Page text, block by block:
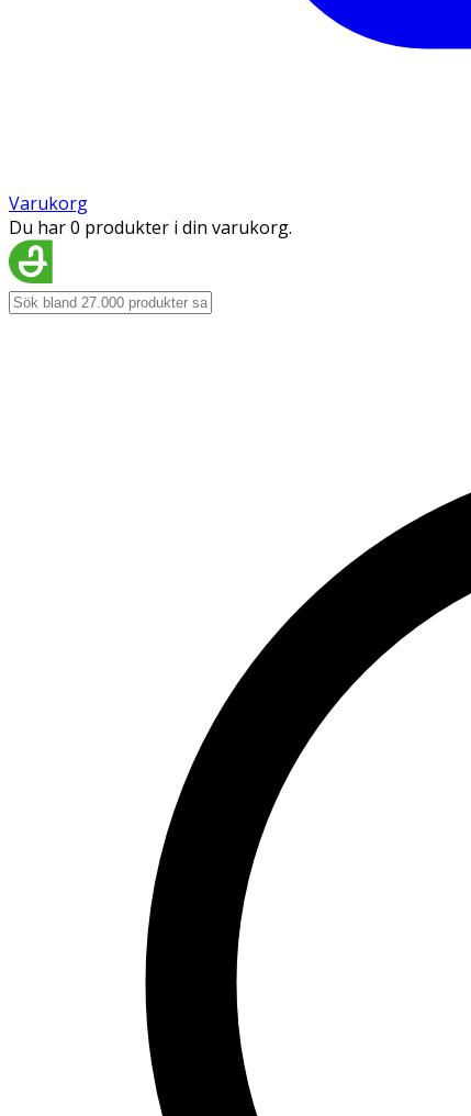
Varukorg
Du har 0 produkter i din varukorg.